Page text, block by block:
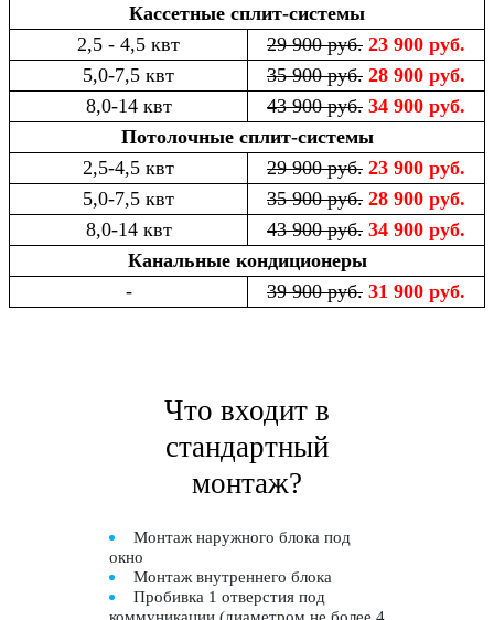
Кассетные сплит-системы
2,5 - 4,5 квт
29 900 руб. 23 900 руб.
5,0-7,5 квт
35 900 руб. 28 900 руб.
8,0-14 квт
43 900 руб. 34 900 руб.
Потолочные сплит-системы
2,5-4,5 квт
29 900 руб. 23 900 руб.
5,0-7,5 квт
35 900 руб. 28 900 руб.
8,0-14 квт
43 900 руб. 34 900 руб.
Канальные кондиционеры
-
39 900 руб. 31 900 руб.
Что входит в
стандартный
монтаж?
Монтаж наружного блока под
окно
Монтаж внутреннего блока
Пробивка 1 отверстия под
коммуникации (диаметром не более 4